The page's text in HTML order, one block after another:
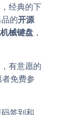
经典的下
的开源
械键盘 ，
有意愿的
免费参
签到和